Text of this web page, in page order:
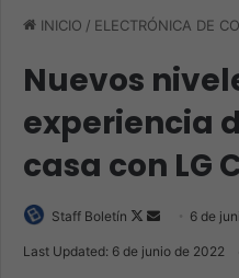
INICIO / ELECTRÓNICA DE
Nuevos
experiencia
casa con LG
Staff Boletín
Follow
Send 6 de
Last Updated: 6 de junio de 2022